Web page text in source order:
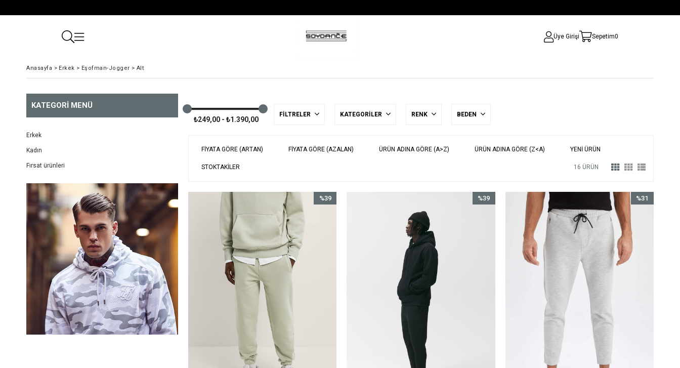
Üye Girişi Sepetim0
Anasayfa > Erkek > Eşofman-Jogger > Alt
KATEGORI MENÜ
Erkek
Kadın
Fırsat ürünleri
₺249,00 - ₺1.390,00
FILTRELER KATEGORILER RENK BEDEN
FIYATA GÖRE (ARTAN) FIYATA GÖRE (AZALAN) ÜRÜN ADINA GÖRE (A>Z) ÜRÜN ADINA GÖRE (Z<A) YENI ÜRÜN
STOKTAKILER 16 ÜRÜN
%39
%39
%31
%31İndirim